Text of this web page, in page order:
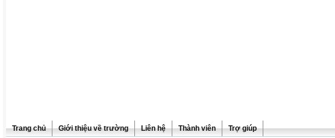
Trang chủ Giới thiệu về trường Liên hệ Thành viên Trợ giúp